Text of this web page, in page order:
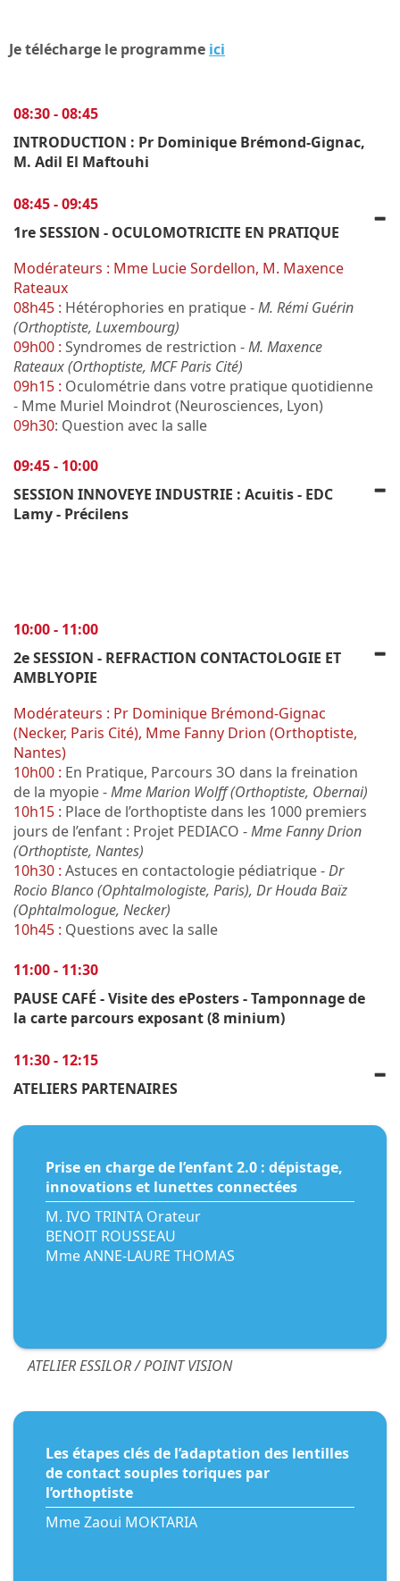
Je télécharge le programme ici
08:30 - 08:45
INTRODUCTION : Pr Dominique Brémond-Gignac,
M. Adil El Maftouhi
08:45 - 09:45
1re SESSION - OCULOMOTRICITE EN PRATIQUE
Modérateurs : Mme Lucie Sordellon, M. Maxence
Rateaux
08h45 : Hétérophories en pratique -M. Rémi Guérin
(Orthoptiste, Luxembourg)
09h00 : Syndromes de restriction -M. Maxence
Rateaux (Orthoptiste, MCF Paris Cité)
09h15 : Oculométrie dans votre pratique quotidienne
- Mme Muriel Moindrot (Neurosciences, Lyon)
09h30: Question avec la salle
09:45 - 10:00
SESSION INNOVEYE INDUSTRIE : Acuitis - EDC
Lamy - Précilens
10:00 - 11:00
2e SESSION - REFRACTION CONTACTOLOGIE ET
AMBLYOPIE
Modérateurs : Pr Dominique Brémond-Gignac
(Necker, Paris Cité), Mme Fanny Drion (Orthoptiste,
Nantes)
10h00 : En Pratique, Parcours 3O dans la freination
de la myopie -Mme Marion Wolff (Orthoptiste, Obernai)
10h15 : Place de l’orthoptiste dans les 1000 premiers
jours de l’enfant : Projet PEDIACO -Mme Fanny Drion
(Orthoptiste, Nantes)
10h30 : Astuces en contactologie pédiatrique -Dr
Rocio Blanco (Ophtalmologiste, Paris), Dr Houda Baïz
(Ophtalmologue, Necker)
10h45 : Questions avec la salle
11:00 - 11:30
PAUSE CAFÉ - Visite des ePosters - Tamponnage de
la carte parcours exposant (8 minium)
11:30 - 12:15
ATELIERS PARTENAIRES
Prise en charge de l’enfant 2.0 : dépistage,
innovations et lunettes connectées
M. IVO TRINTA Orateur
BENOIT ROUSSEAU
Mme ANNE-LAURE THOMAS
ATELIER ESSILOR / POINT VISION
Les étapes clés de l’adaptation des lentilles
de contact souples toriques par
l’orthoptiste
Mme Zaoui MOKTARIA